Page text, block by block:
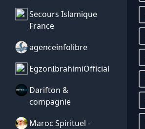
Secours Islamique
France
agenceinfolibre
EgzonIbrahimiOfficial
Darifton &
compagnie
Maroc Spirituel -